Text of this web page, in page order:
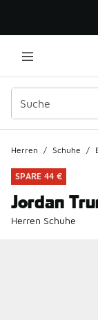
Dieser Link öffnet
Herren / Schuhe /
SPARE 44 €
Jordan
Herren Schuhe